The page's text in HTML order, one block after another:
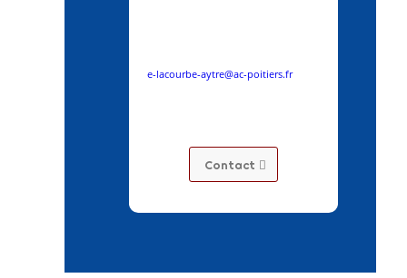
e-lacourbe-aytre@ac-poitiers.fr
Contact